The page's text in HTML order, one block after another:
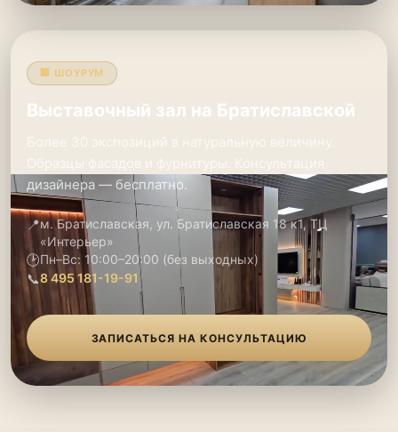
🏢 ШОУРУМ
Выставочный зал на Братиславской
Более 30 экспозиций в натуральную величину.
Образцы фасадов и фурнитуры. Консультация
дизайнера — бесплатно.
📍м. Братиславская, ул. Братиславская 18 к1, ТЦ
«Интерьер»
🕑Пн–Вс: 10:00–20:00 (без выходных)
📞8 495 181-19-91
ЗАПИСАТЬСЯ НА КОНСУЛЬТАЦИЮ